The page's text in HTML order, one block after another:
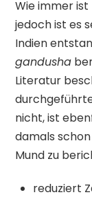
Wie immer
jedoch ist es
Indien
gandusha
Literatur
nicht, ist
damals
Mund zu
reduziert